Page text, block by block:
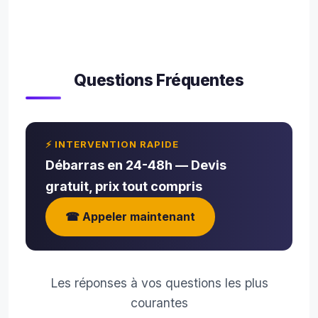
Questions Fréquentes
⚡ INTERVENTION RAPIDE
Débarras en 24-48h — Devis
gratuit, prix tout compris
☎ Appeler maintenant
Les réponses à vos questions les plus
courantes